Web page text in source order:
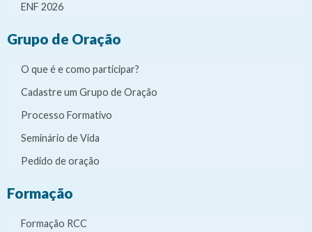
ENF 2026
Grupo de Oração
O que é e como participar?
Cadastre um Grupo de Oração
Processo Formativo
Seminário de Vida
Pedido de oração
Formação
Formação RCC